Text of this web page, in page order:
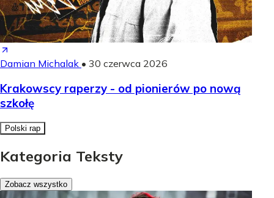
Damian Michalak • 30 czerwca 2026
Krakowscy raperzy - od pionierów po nową
szkołę
Polski rap
Kategoria Teksty
Zobacz wszystko